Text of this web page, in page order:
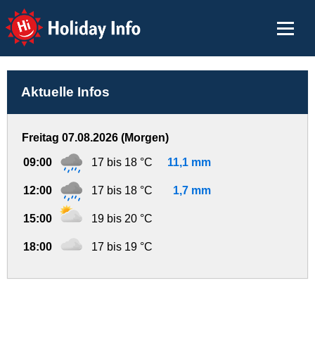
Holiday Info
Aktuelle Infos
Freitag 07.08.2026 (Morgen)
09:00 17 bis 18 °C 11,1 mm
12:00 17 bis 18 °C 1,7 mm
15:00 19 bis 20 °C
18:00 17 bis 19 °C